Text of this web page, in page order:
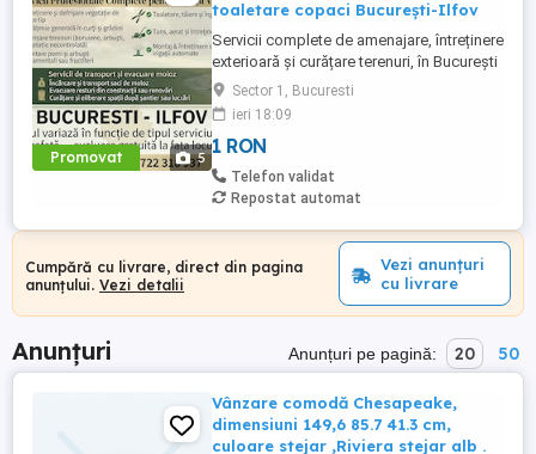
Promovat 5
toaletare copaci București-Ilfov
Servicii complete de amenajare, întreținere
exterioară și curățare terenuri, în București
și Ilfov (toate localitățile). Amenajare &
Întreținere: Întreținere și defrișare vegetație
de orice tip Curățenie generală în curți și
grădini Defrișare terenuri (bălării, arbuști,
vegetație necontrolată) Plantare ...
Sector 1, Bucuresti
ieri 18:09
1 RON
Telefon validat
Repostat automat
Cumpără cu livrare, direct din pagina
anunțului. Vezi detalii
Vezi anunțuri
cu livrare
Anunțuri Anunțuri pe pagină: 20 50
Vânzare comodă Chesapeake,
dimensiuni 149,6 85.7 41.3 cm,
culoare stejar ,Riviera stejar alb .